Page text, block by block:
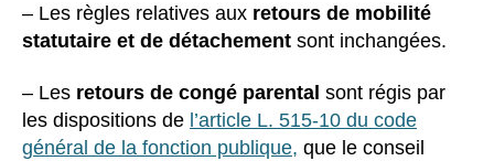
– Les règles relatives aux retours de mobilité
statutaire et de détachement sont inchangées.
– Les retours de congé parental sont régis par
les dispositions de l’article L. 515-10 du code
général de la fonction publique, que le conseil